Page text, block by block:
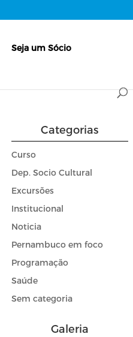
Seja um Sócio
Categorias
Curso
Dep. Socio Cultural
Excursões
Institucional
Noticia
Pernambuco em foco
Programação
Saúde
Sem categoria
Galeria